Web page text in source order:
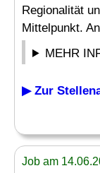
Regionalität
Mittelpunkt.
MEHR
▶ Zur
Job am